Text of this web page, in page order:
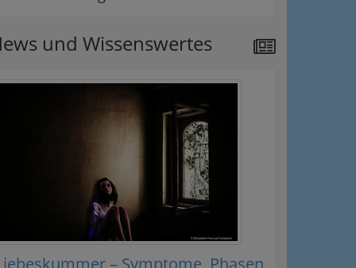
und Wissenswertes
– Symptome, Phasen